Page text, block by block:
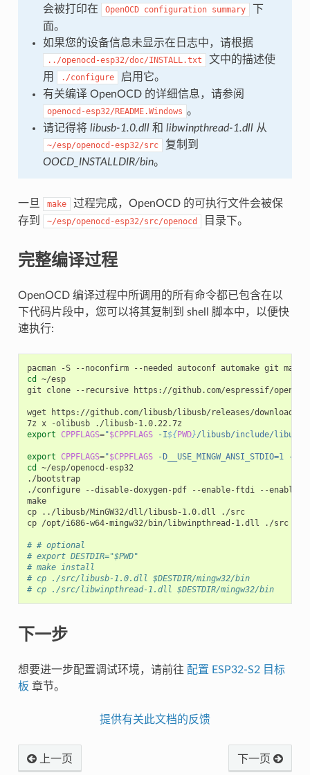
会被打印在
OpenOCD configuration summary
下
面。
如果您的设备信息未显示在日志中，请根据
../openocd-esp32/doc/INSTALL.txt
文中的描述使
用
./configure
启用它。
有关编译 OpenOCD 的详细信息，请参阅
openocd-esp32/README.Windows 。
请记得将 libusb-1.0.dll和 libwinpthread-1.dll从
~/esp/openocd-esp32/src
复制到
OOCD_INSTALLDIR/bin。
一旦 make
过程完成，OpenOCD 的可执行文件会被保
存到
~/esp/openocd-esp32/src/openocd 目录下。
完整编译过程
OpenOCD 编译过程中所调用的所有命令都已包含在以
下代码片段中，您可以将其复制到 shell 脚本中，以便快
速执行:
cd
~/esp
git clone --recursive https://github.com/espressif/
wget https://github.com/libusb/libusb/releases/download/
export CPPFLAGS="$CPPFLAGS -I${PWD}/libusb/include/libusb-
export CPPFLAGS="$CPPFLAGS -D__USE_MINGW_ANSI_STDIO=1 -
cd
~/esp/openocd-esp32
./bootstrap
./configure --disable-doxygen-pdf --enable-ftdi --
make
cp ../libusb/MinGW32/dll/libusb-1.0.dll ./src
cp /opt/i686-w64-mingw32/bin/libwinpthread-1.dll ./src
# # optional
# export DESTDIR="$PWD"
# make install
# cp ./src/libusb-1.0.dll $DESTDIR/mingw32/bin
# cp ./src/libwinpthread-1.dll $DESTDIR/mingw32/bin
下一步
想要进一步配置调试环境，请前往 配置 ESP32-S2 目标
板 章节。
提供有关此文档的反馈
上一页 下一页